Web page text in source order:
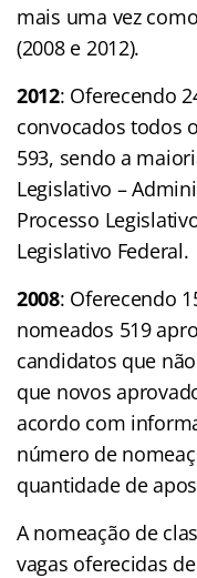
mais uma vez
(2008 e 2012).
2012: Oferecendo
convocados todos
593, sendo a
Legislativo –
Processo
Legislativo Federal.
2008: Oferecendo
nomeados 519
candidatos que
que novos
acordo com
número de
quantidade de
A nomeação de
vagas oferecidas